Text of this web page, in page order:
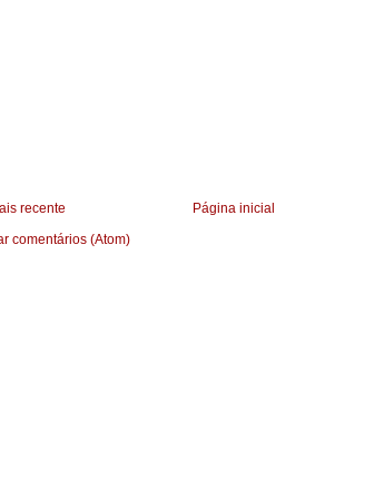
recente
Página inicial
comentários (Atom)